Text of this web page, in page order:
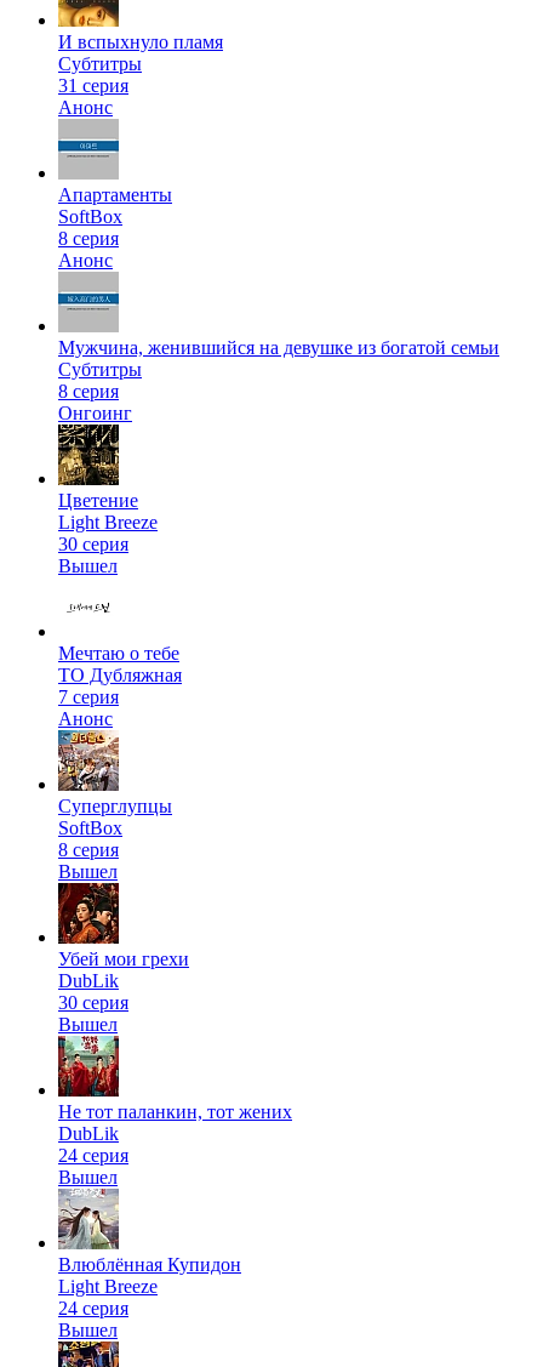
И вспыхнуло пламя
Субтитры
31 серия
Анонс
Апартаменты
SoftBox
8 серия
Анонс
Мужчина, женившийся на девушке из богатой семьи
Субтитры
8 серия
Онгоинг
Цветение
Light Breeze
30 серия
Вышел
Мечтаю о тебе
ТО Дубляжная
7 серия
Анонс
Суперглупцы
SoftBox
8 серия
Вышел
Убей мои грехи
DubLik
30 серия
Вышел
Не тот паланкин, тот жених
DubLik
24 серия
Вышел
Влюблённая Купидон
Light Breeze
24 серия
Вышел